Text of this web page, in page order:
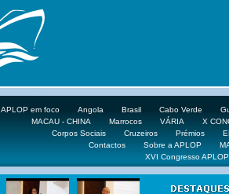
APLOP em foco Angola Brasil Cabo Verde
MACAU - CHINA
Marrocos VÁRIA
X
Corpos Sociais
Cruzeiros Prémios
Contactos
Sobre a APLOP
XVI Congresso APLOP